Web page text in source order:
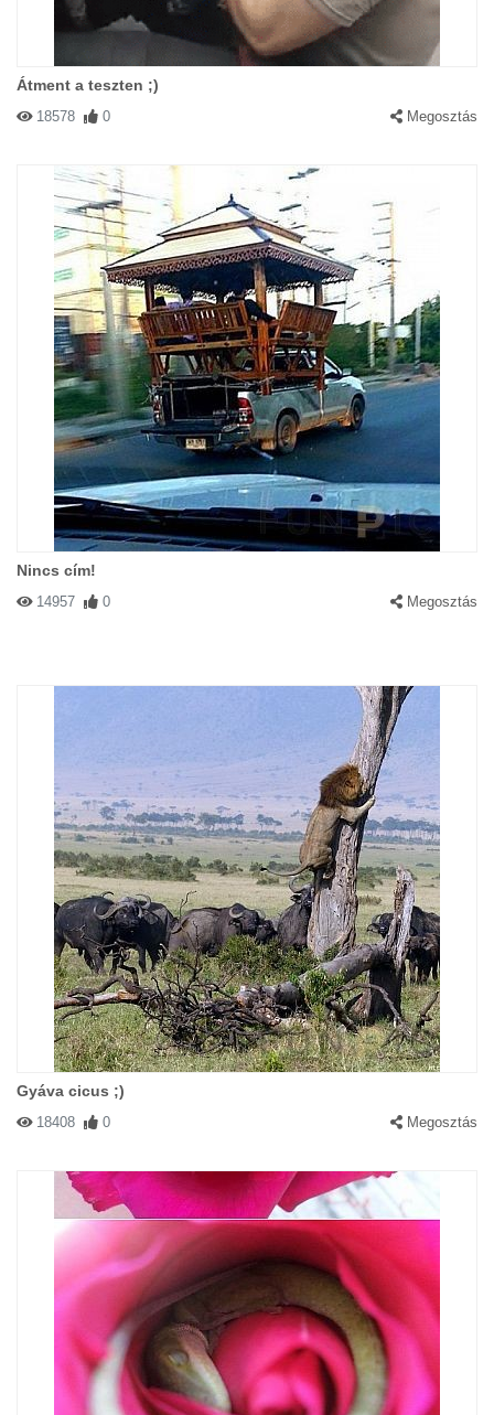
Átment a teszten ;)
18578 0 Megosztás
Nincs cím!
14957 0 Megosztás
Gyáva cicus ;)
18408 0 Megosztás